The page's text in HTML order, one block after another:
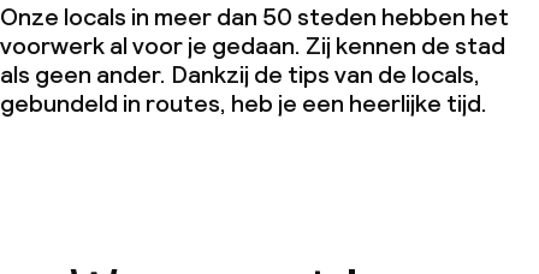
Onze locals in meer dan 50 steden hebben het
voorwerk al voor je gedaan. Zij kennen de stad
als geen ander. Dankzij de tips van de locals,
gebundeld in routes, heb je een heerlijke tijd.